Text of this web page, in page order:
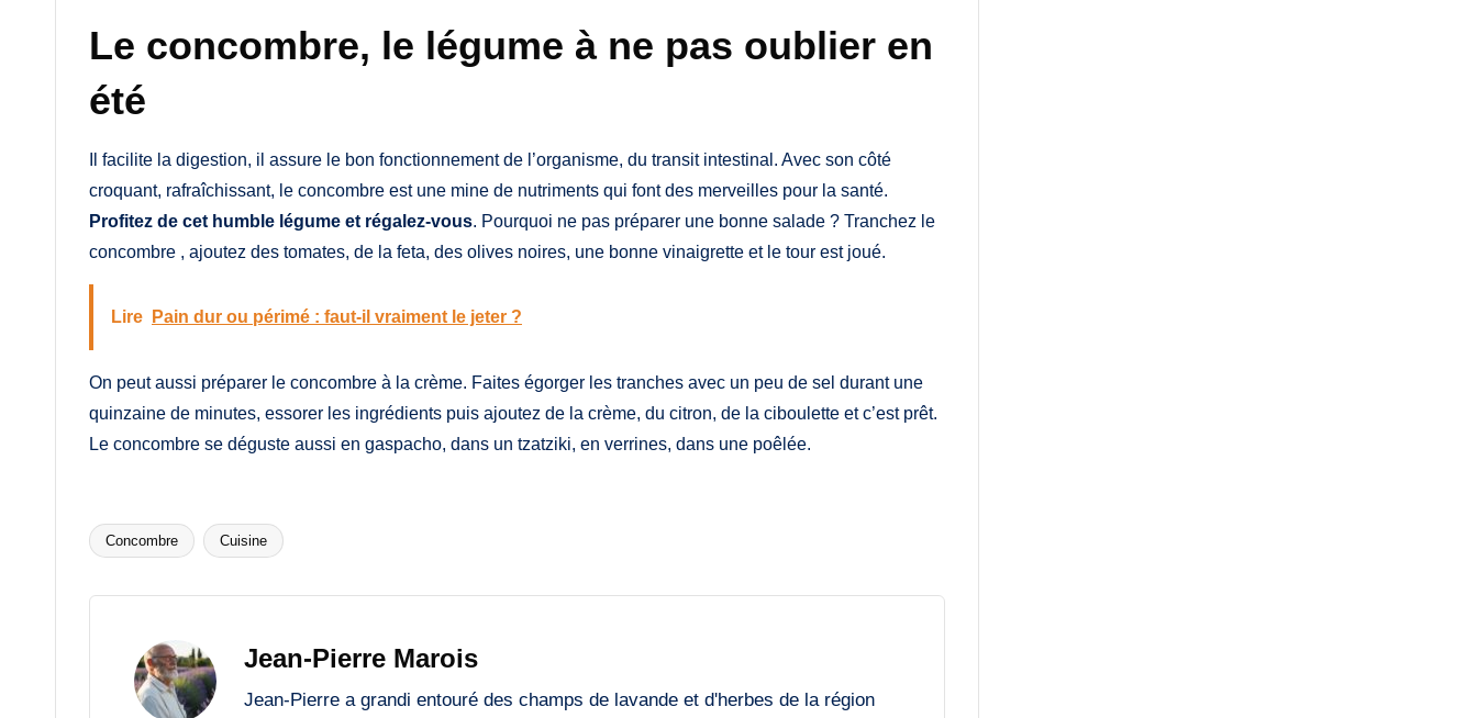
Le concombre, le légume à ne pas oublier en
été
Il facilite la digestion, il assure le bon fonctionnement de l’organisme, du transit intestinal. Avec son côté
croquant, rafraîchissant, le concombre est une mine de nutriments qui font des merveilles pour la santé.
Profitez de cet humble légume et régalez-vous. Pourquoi ne pas préparer une bonne salade ? Tranchez le
concombre , ajoutez des tomates, de la feta, des olives noires, une bonne vinaigrette et le tour est joué.
Lire Pain dur ou périmé : faut-il vraiment le jeter ?
On peut aussi préparer le concombre à la crème. Faites égorger les tranches avec un peu de sel durant une
quinzaine de minutes, essorer les ingrédients puis ajoutez de la crème, du citron, de la ciboulette et c’est prêt.
Le concombre se déguste aussi en gaspacho, dans un tzatziki, en verrines, dans une poêlée.
Tags:
Concombre Cuisine
Jean-Pierre Marois
Jean-Pierre a grandi entouré des champs de lavande et d'herbes de la région